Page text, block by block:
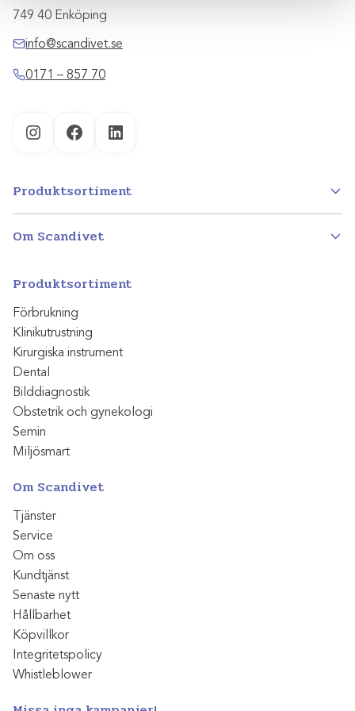
749 40 Enköping
info@scandivet.se
0171 – 857 70
InstagramFacebookLinkedIn
Produktsortiment
Om Scandivet
Produktsortiment
Förbrukning
Klinikutrustning
Kirurgiska instrument
Dental
Bilddiagnostik
Obstetrik och gynekologi
Semin
Miljösmart
Om Scandivet
Tjänster
Service
Om oss
Kundtjänst
Senaste nytt
Hållbarhet
Köpvillkor
Integritetspolicy
Whistleblower